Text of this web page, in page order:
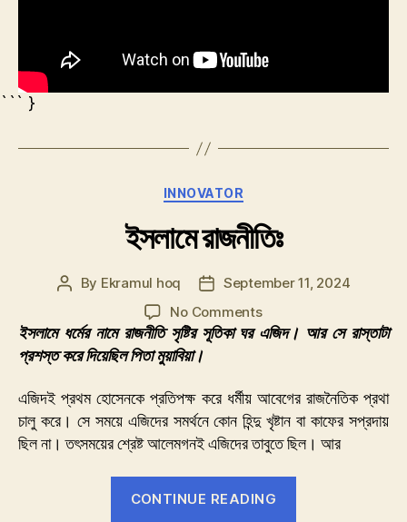
``` }
Categories
INNOVATOR
ইসলামে রাজনীতিঃ
Post
By Ekramul hoq
PostSeptember 11, 2024
No Commentson
ইসলামে
ইসলামে ধর্মের নামে রাজনীতি সৃষ্টির সূতিকা ঘর এজিদ। আর সে রাস্তাটা
প্রশস্ত করে দিয়েছিল পিতা মুয়াবিয়া।
এজিদই প্রথম হোসেনকে প্রতিপক্ষ করে ধর্মীয় আবেগের রাজনৈতিক প্রথা
চালু করে। সে সময়ে এজিদের সমর্থনে কোন হিন্দু খৃষ্টান বা কাফের সপ্রদায়
ছিল না। তৎসময়ের শ্রেষ্ট আলেমগনই এজিদের তাবুতে ছিল। আর
CONTINUE READING